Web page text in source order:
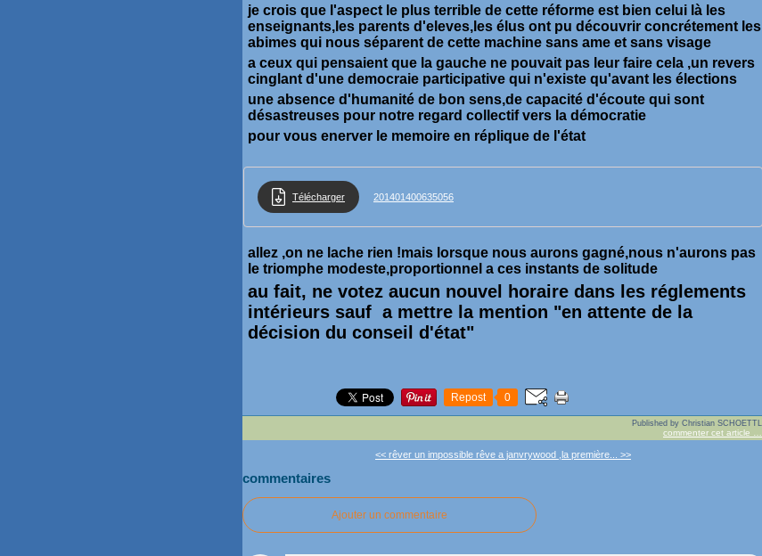
je crois que l'aspect le plus terrible de cette réforme est bien celui là les
enseignants,les parents d'eleves,les élus ont pu découvrir concrétement les
abimes qui nous séparent de cette machine sans ame et sans visage
a ceux qui pensaient que la gauche ne pouvait pas leur faire cela ,un revers
cinglant d'une democraie participative qui n'existe qu'avant les élections
une absence d'humanité de bon sens,de capacité d'écoute qui sont
désastreuses pour notre regard collectif vers la démocratie
pour vous enerver le memoire en réplique de l'état
Télécharger 201401400635056
allez ,on ne lache rien !mais lorsque nous aurons gagné,nous n'aurons pas
le triomphe modeste,proportionnel a ces instants de solitude
au fait, ne votez aucun nouvel horaire dans les réglements
intérieurs sauf a mettre la mention "en attente de la
décision du conseil d'état"
Repost 0
Published by Christian SCHOETTL
commenter cet article
<< rêver un impossible rêve a janvrywood ,la première... >>
commentaires
Ajouter un commentaire